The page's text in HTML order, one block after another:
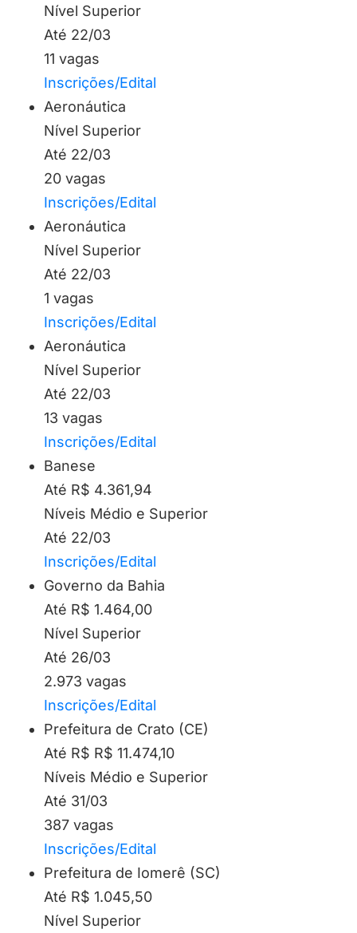
Nível Superior
Até 22/03
11 vagas
Inscrições/Edital
Aeronáutica
Nível Superior
Até 22/03
20 vagas
Inscrições/Edital
Aeronáutica
Nível Superior
Até 22/03
1 vagas
Inscrições/Edital
Aeronáutica
Nível Superior
Até 22/03
13 vagas
Inscrições/Edital
Banese
Até R$ 4.361,94
Níveis Médio e Superior
Até 22/03
Inscrições/Edital
Governo da Bahia
Até R$ 1.464,00
Nível Superior
Até 26/03
2.973 vagas
Inscrições/Edital
Prefeitura de Crato (CE)
Até R$ R$ 11.474,10
Níveis Médio e Superior
Até 31/03
387 vagas
Inscrições/Edital
Prefeitura de Iomerê (SC)
Até R$ 1.045,50
Nível Superior